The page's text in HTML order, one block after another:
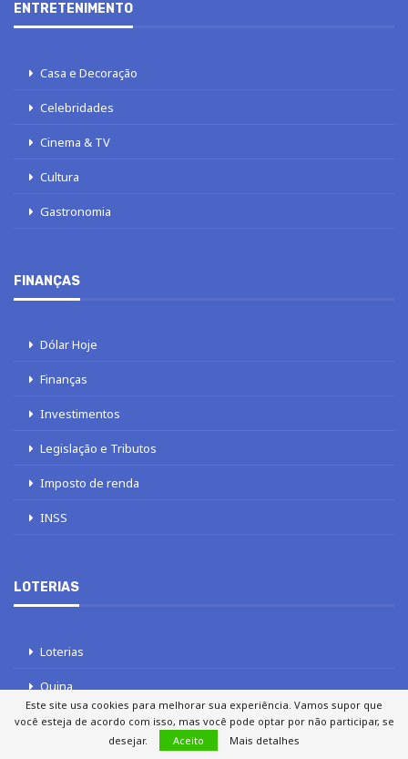
ENTRETENIMENTO
Casa e Decoração
Celebridades
Cinema & TV
Cultura
Gastronomia
FINANÇAS
Dólar Hoje
Finanças
Investimentos
Legislação e Tributos
Imposto de renda
INSS
LOTERIAS
Loterias
Quina
Lotofácil
Este site usa cookies para melhorar sua experiência. Vamos supor que
você esteja de acordo com isso, mas você pode optar por não participar, se
desejar.
Aceito Mais detalhes